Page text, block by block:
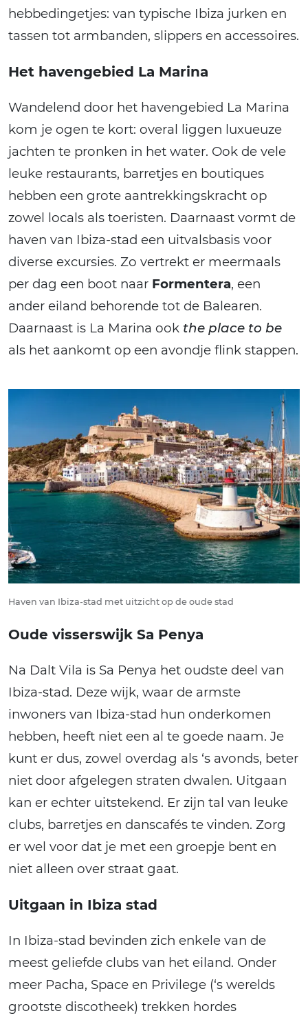
hebbedingetjes: van typische Ibiza jurken en
tassen tot armbanden, slippers en accessoires.
Het havengebied La Marina
Wandelend door het havengebied La Marina
kom je ogen te kort: overal liggen luxueuze
jachten te pronken in het water. Ook de vele
leuke restaurants, barretjes en boutiques
hebben een grote aantrekkingskracht op
zowel locals als toeristen. Daarnaast vormt de
haven van Ibiza-stad een uitvalsbasis voor
diverse excursies. Zo vertrekt er meermaals
per dag een boot naar Formentera, een
ander eiland behorende tot de Balearen.
Daarnaast is La Marina ook the place to be
als het aankomt op een avondje flink stappen.
Haven van Ibiza-stad met uitzicht op de oude stad
Oude visserswijk Sa Penya
Na Dalt Vila is Sa Penya het oudste deel van
Ibiza-stad. Deze wijk, waar de armste
inwoners van Ibiza-stad hun onderkomen
hebben, heeft niet een al te goede naam. Je
kunt er dus, zowel overdag als ‘s avonds, beter
niet door afgelegen straten dwalen. Uitgaan
kan er echter uitstekend. Er zijn tal van leuke
clubs, barretjes en danscafés te vinden. Zorg
er wel voor dat je met een groepje bent en
niet alleen over straat gaat.
Uitgaan in Ibiza stad
In Ibiza-stad bevinden zich enkele van de
meest geliefde clubs van het eiland. Onder
meer Pacha, Space en Privilege (‘s werelds
grootste discotheek) trekken hordes